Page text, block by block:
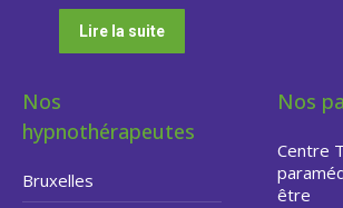
Lire la suite
Nos
hypnothérapeutes
Bruxelles
Nos
Centre
être